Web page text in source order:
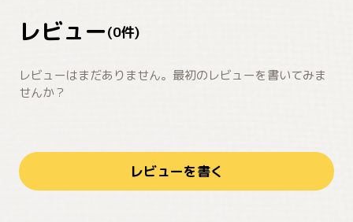
レビュー(0件)
レビューはまだありません。最初のレビューを書いてみま
せんか？
レビューを書く